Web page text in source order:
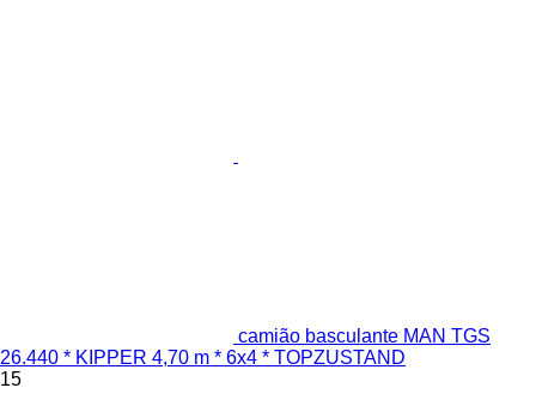
camião basculante MAN TGS
26.440 * KIPPER 4,70 m * 6x4 * TOPZUSTAND
15